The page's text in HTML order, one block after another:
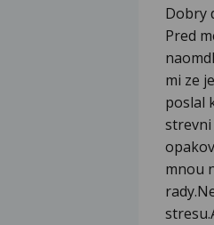
Dobry
Pred
mi ze
poslal
strevni
mnou